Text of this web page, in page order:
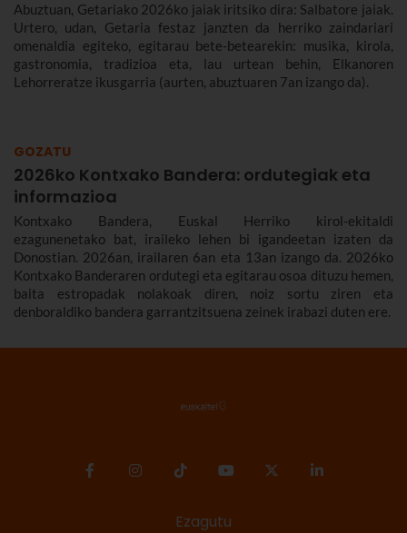
Abuztuan, Getariako 2026ko jaiak iritsiko dira: Salbatore jaiak.
Urtero, udan, Getaria festaz janzten da herriko zaindariari
omenaldia egiteko, egitarau bete-betearekin: musika, kirola,
gastronomia, tradizioa eta, lau urtean behin, Elkanoren
Lehorreratze ikusgarria (aurten, abuztuaren 7an izango da).
GOZATU
2026ko Kontxako Bandera: ordutegiak eta
informazioa
Kontxako Bandera, Euskal Herriko kirol-ekitaldi
ezagunenetako bat, iraileko lehen bi igandeetan izaten da
Donostian. 2026an, irailaren 6an eta 13an izango da. 2026ko
Kontxako Banderaren ordutegi eta egitarau osoa dituzu hemen,
baita estropadak nolakoak diren, noiz sortu ziren eta
denboraldiko bandera garrantzitsuena zeinek irabazi duten ere.
Ezagutu